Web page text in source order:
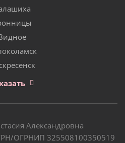
Александровна
ОГРНИП 325508100350519